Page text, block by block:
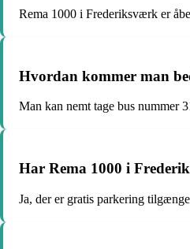
Rema 1000 i Frederiksværk er
Hvordan kommer man
Man kan nemt tage bus nummer
Har Rema 1000 i
Ja, der er gratis parkering